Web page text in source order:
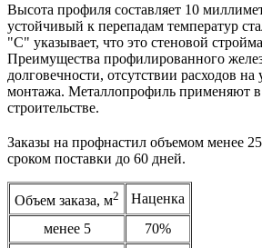
Высота профиля составляет 10
устойчивый к перепадам температур
"С" указывает, что это стеновой
Преимущества профилированного
долговечности, отсутствии расходов
монтажа. Металлопрофиль применяют
строительстве.
Заказы на профнастил объемом менее
сроком поставки до 60 дней.
Объем заказа, м2
Наценка
менее 5
70%